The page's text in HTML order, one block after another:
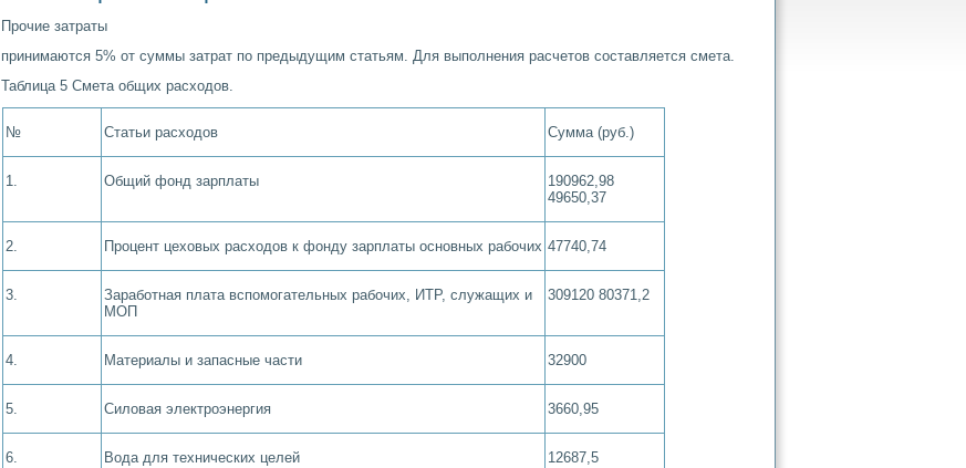
Прочие затраты
принимаются 5% от суммы затрат по предыдущим статьям. Для выполнения расчетов составляется смета.
Таблица 5 Смета общих расходов.
№ Статьи расходов Сумма (руб.)
1. Общий фонд зарплаты
190962,98
49650,37
2. Процент цеховых расходов к фонду зарплаты основных рабочих 47740,74
3.
Заработная плата вспомогательных рабочих, ИТР, служащих и
МОП
309120 80371,2
4. Материалы и запасные части 32900
5. Силовая электроэнергия 3660,95
6. Вода для технических целей 12687,5